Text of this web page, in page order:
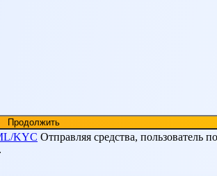
KYC Отправляя средства, пользователь